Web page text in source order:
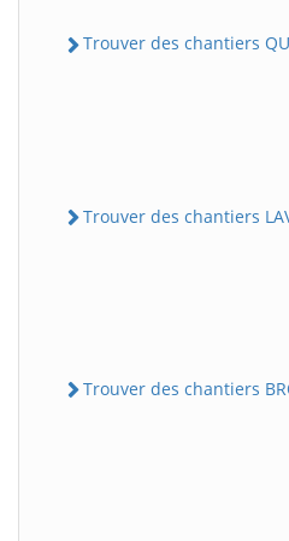
Trouver des chantiers
Trouver des chantiers
Trouver des chantiers